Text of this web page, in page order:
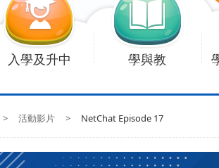
入學及升中 學與教
> 活動影片 > NetChat Episode 17